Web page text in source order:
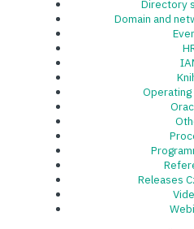
Directory
Domain and
Releases